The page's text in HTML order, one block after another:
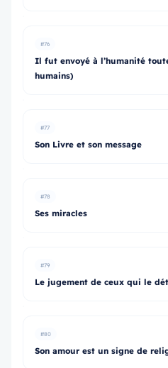
#76
Il fut envoyé à l’humanité
humains)
#77
Son Livre et son message
#78
Ses miracles
#79
Le jugement de ceux qui le
#80
Son amour est un signe de